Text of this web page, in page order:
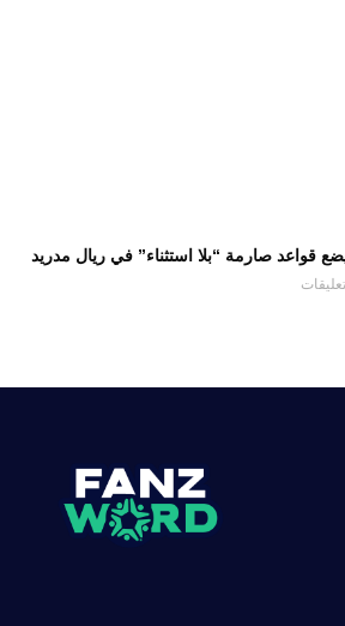
قواعد صارمة “بلا استثناء” في ريال مدريد